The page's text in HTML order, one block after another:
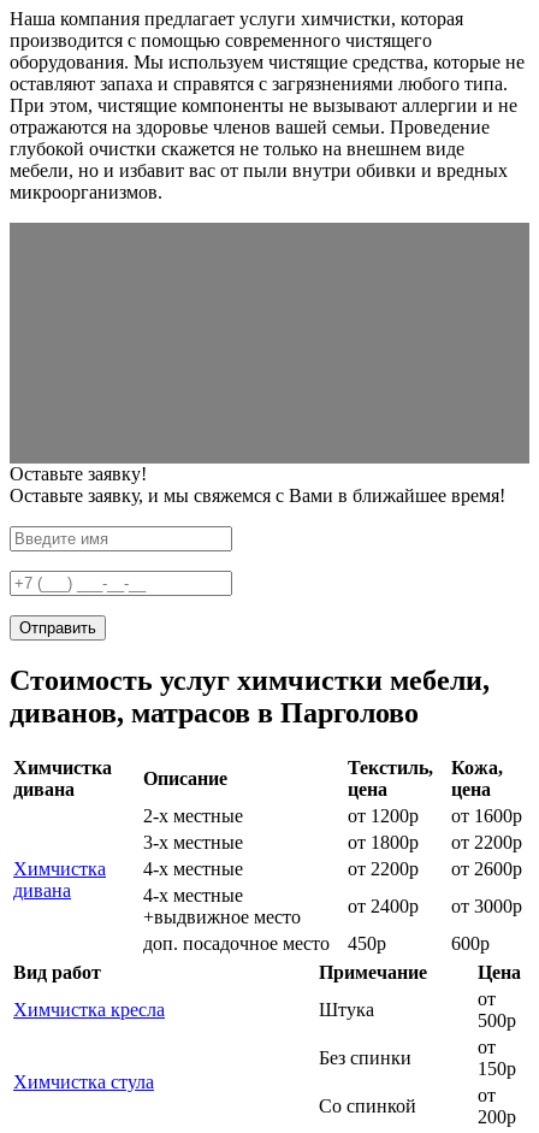
Наша компания предлагает услуги химчистки, которая
производится с помощью современного чистящего
оборудования. Мы используем чистящие средства, которые не
оставляют запаха и справятся с загрязнениями любого типа.
При этом, чистящие компоненты не вызывают аллергии и не
отражаются на здоровье членов вашей семьи. Проведение
глубокой очистки скажется не только на внешнем виде
мебели, но и избавит вас от пыли внутри обивки и вредных
микроорганизмов.
Оставьте заявку!
Оставьте заявку, и мы свяжемся с Вами в ближайшее время!
Отправить
Стоимость услуг химчистки мебели,
диванов, матрасов в Парголово
Химчистка
дивана
Описание
Текстиль,
цена
Кожа,
цена
Химчистка
дивана
2-х местные от 1200р
от 1600р
3-х местные
от 1800р
от 2200р
4-х местные
от 2200р
от 2600р
4-х местные
+выдвижное место
от 2400р
от 3000р
доп. посадочное место
450р
600р
Вид работ
Примечание
Цена
Химчистка кресла
Штука
от
500р
Химчистка стула
Без спинки
от
150р
Со спинкой
от
200р